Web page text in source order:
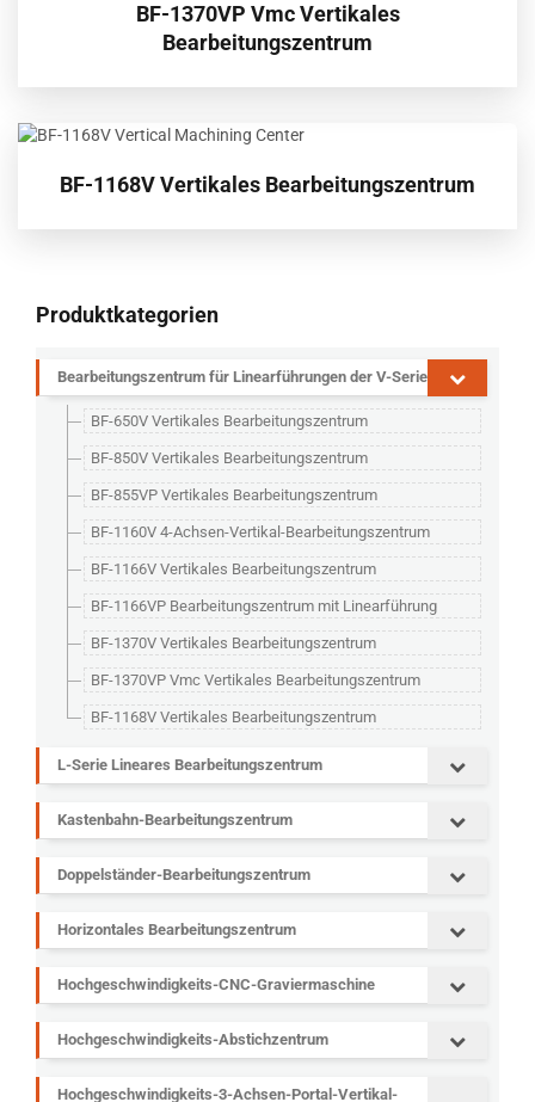
BF-1370VP Vmc Vertikales
Bearbeitungszentrum
BF-1168V Vertikales Bearbeitungszentrum
Produktkategorien
Bearbeitungszentrum für Linearführungen der V-Serie
BF-650V Vertikales Bearbeitungszentrum
BF-850V Vertikales Bearbeitungszentrum
BF-855VP Vertikales Bearbeitungszentrum
BF-1160V 4-Achsen-Vertikal-Bearbeitungszentrum
BF-1166V Vertikales Bearbeitungszentrum
BF-1166VP Bearbeitungszentrum mit Linearführung
BF-1370V Vertikales Bearbeitungszentrum
BF-1370VP Vmc Vertikales Bearbeitungszentrum
BF-1168V Vertikales Bearbeitungszentrum
L-Serie Lineares Bearbeitungszentrum
Kastenbahn-Bearbeitungszentrum
Doppelständer-Bearbeitungszentrum
Horizontales Bearbeitungszentrum
Hochgeschwindigkeits-CNC-Graviermaschine
Hochgeschwindigkeits-Abstichzentrum
Hochgeschwindigkeits-3-Achsen-Portal-Vertikal-